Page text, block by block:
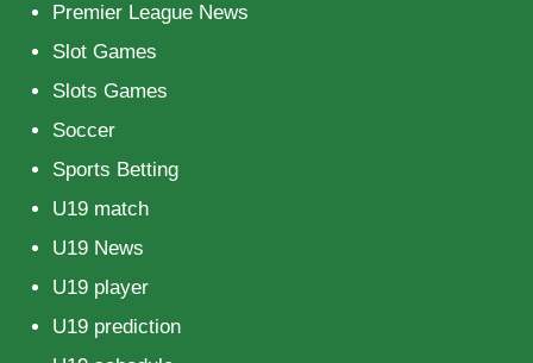
Premier League News
Slot Games
Slots Games
Soccer
Sports Betting
U19 match
U19 News
U19 player
U19 prediction